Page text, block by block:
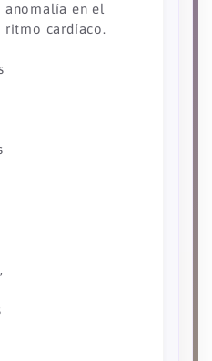
anomalía en el
ritmo cardíaco.